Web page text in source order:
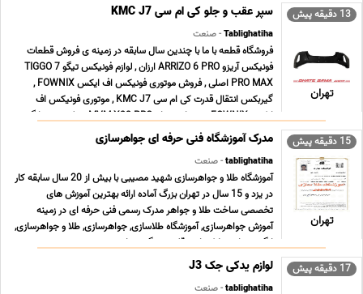
13 دقیقه پیش
تهران
سپر عقب و جلو کی ام سی KMC J7
Tablighatiha- صنعت
فروشگاه قطعه با ما با چندین سال سابقه در زمینه ی فروش قطعات
فونیکس آریزو ARRIZO 6 PRO ارزان , لوازم فونیکس تیگو TIGGO 7
PRO MAX اصلی , فروش موتوری فونیکس اف ایکس FOWNIX ,
گیربکس انتقال قدرت کی ام سی KMC J7 , موتوری فونیکس اف
ایکس FOWNIX , بدنه ام وی ام MVM X22 PRO , جلوبندی سانگ ...
...
15 دقیقه پیش
تهران
مدرک آموزشگاه فنی حرفه ای جواهرسازی
tablighatiha- صنعت
آموزشگاه طلا و جواهرسازی شهید مصیبی با بیش از 20 سال سابقه کار
در یزد و 15 سال در تهران بزرگ آماده ارائه بهترین آموزش های
تخصصی ساخت طلا و جواهر مدرک رسمی فنی حرفه ای در زمینه
آموزش جواهرسازی, آموزشگاه طلاسازی, جواهرسازی, طلا و جواهرسازی,
انگشترسازی, پلاکسازی, قلم زنی, گوهرتراشی, ... ...
17 دقیقه پیش لوازم یدکی جک J3
tablighatiha- صنعت